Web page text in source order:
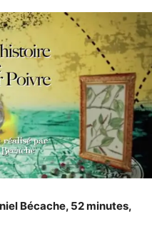
Bécache, 52 minutes,